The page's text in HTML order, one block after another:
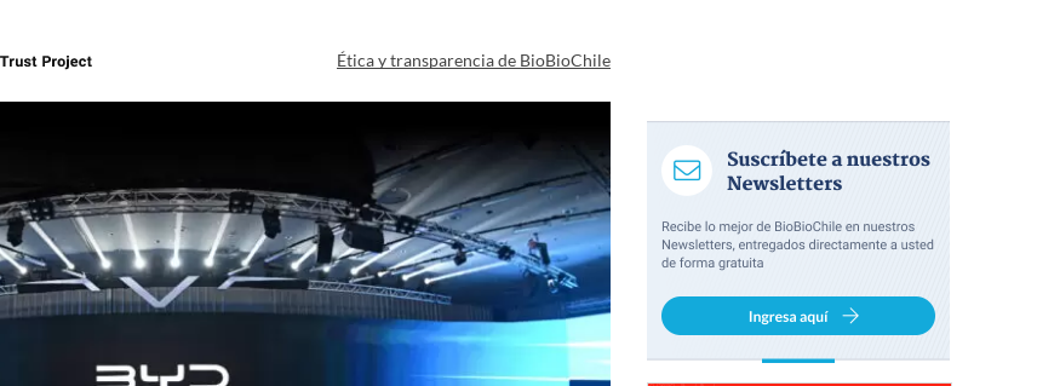
Ética y transparencia de BioBioChile